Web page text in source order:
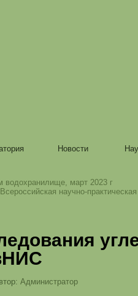
Новости
водохранилище, март 2023 г
Всероссийская научно-
Администратор